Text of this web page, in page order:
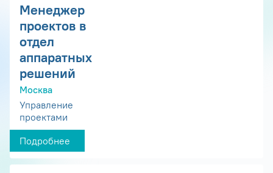
Менеджер
проектов в
отдел
аппаратных
решений
Москва
Управление
проектами
Подробнее